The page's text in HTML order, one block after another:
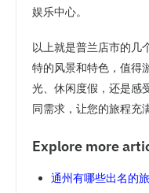
娱乐中心。
以上就是普兰店市的几
特的风景和特色，值得
光、休闲度假，还是感
同需求，让您的旅程充
Explore more
通州有哪些出名的